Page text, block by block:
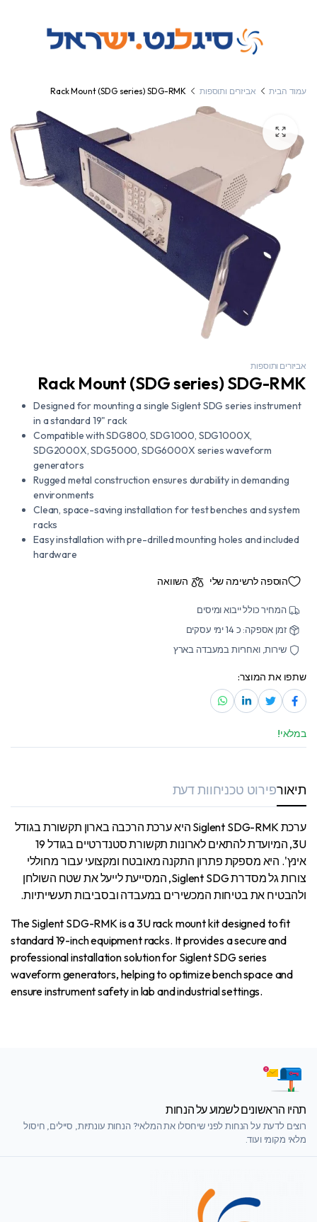
עמוד הבית אביזרים ותוספות Rack Mount (SDG series) SDG-RMK
אביזרים ותוספות
Rack Mount (SDG series) SDG-RMK
Designed for mounting a single Siglent SDG series instrument
in a standard 19" rack
Compatible with SDG800, SDG1000, SDG1000X,
SDG2000X, SDG5000, SDG6000X series waveform
generators
Rugged metal construction ensures durability in demanding
environments
Clean, space-saving installation for test benches and system
racks
Easy installation with pre-drilled mounting holes and included
hardware
הוספה לרשימה שלי השוואה
המחיר כולל ייבוא ומיסים
זמן אספקה: כ 14 ימי עסקים
שירות, ואחריות במעבדה בארץ
שתפו את המוצר:
במלאי!
תיאורפירוט טכניחוות דעת
ערכת Siglent SDG-RMK היא ערכת הרכבה בארון תקשורת בגודל
3U, המיועדת להתאים לארונות תקשורת סטנדרטיים בגודל 19
אינץ'. היא מספקת פתרון התקנה מאובטח ומקצועי עבור מחוללי
צורות גל מסדרת Siglent SDG, המסייעת לייעל את שטח השולחן
ולהבטיח את בטיחות המכשירים במעבדה ובסביבות תעשייתיות.
The Siglent SDG-RMK is a 3U rack mount kit designed to fit
standard 19-inch equipment racks. It provides a secure and
professional installation solution for Siglent SDG series
waveform generators, helping to optimize bench space and
ensure instrument safety in lab and industrial settings.
תהיו הראשונים לשמוע על הנחות
רוצים לדעת על הנחות לפני שיחסלו את המלאי? הנחות עונתיות, סיילים, חיסול
מלאי מקומי ועוד.